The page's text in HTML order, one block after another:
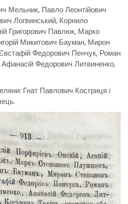
Мельник, Павло Леонтійович
Логвинський, Корнило
Григорович Павлюк, Марко
Микитович Бауман, Мирон
Федорович Пенчук, Роман
Федорович Литвиненко,
Гнат Павлович Костриця і